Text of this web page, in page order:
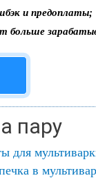
и предоплаты;
больше
пару
для
в